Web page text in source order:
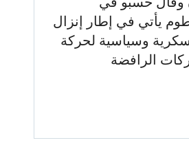
يأتي في إطار إنزال
وسياسية لحركة
الرافضة